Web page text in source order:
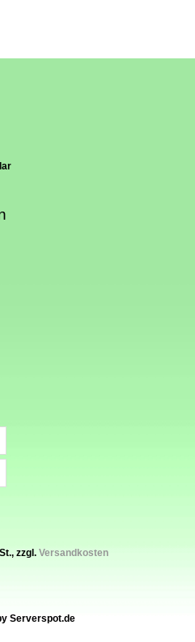
zzgl. Versandkosten
Serverspot.de